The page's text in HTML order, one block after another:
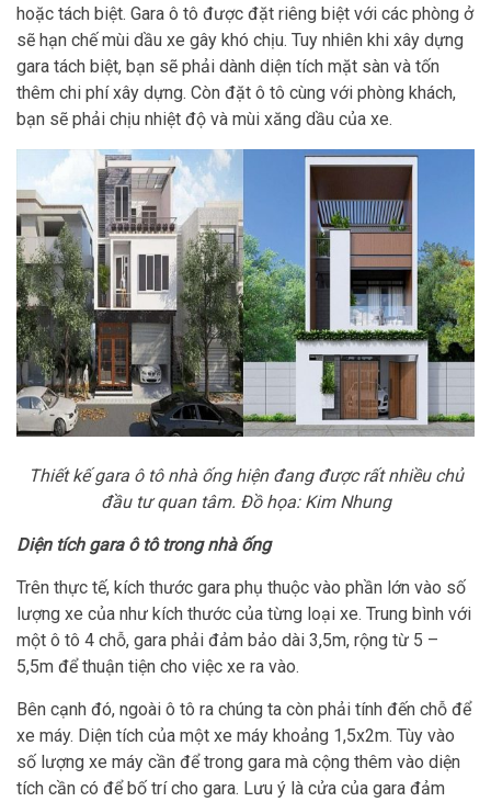
hoặc tách biệt. Gara ô tô được đặt riêng biệt với các phòng ở
sẽ hạn chế mùi dầu xe gây khó chịu. Tuy nhiên khi xây dựng
gara tách biệt, bạn sẽ phải dành diện tích mặt sàn và tốn
thêm chi phí xây dựng. Còn đặt ô tô cùng với phòng khách,
bạn sẽ phải chịu nhiệt độ và mùi xăng dầu của xe.
Thiết kế gara ô tô nhà ống hiện đang được rất nhiều chủ
đầu tư quan tâm. Đồ họa: Kim Nhung
Diện tích gara ô tô trong nhà ống
Trên thực tế, kích thước gara phụ thuộc vào phần lớn vào số
lượng xe của như kích thước của từng loại xe. Trung bình với
một ô tô 4 chỗ, gara phải đảm bảo dài 3,5m, rộng từ 5 –
5,5m để thuận tiện cho việc xe ra vào.
Bên cạnh đó, ngoài ô tô ra chúng ta còn phải tính đến chỗ để
xe máy. Diện tích của một xe máy khoảng 1,5x2m. Tùy vào
số lượng xe máy cần để trong gara mà cộng thêm vào diện
tích cần có để bố trí cho gara. Lưu ý là cửa của gara đảm